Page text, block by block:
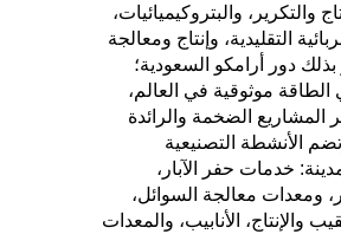
والتكرير، والبتروكيميائيات،
التقليدية، وإنتاج ومعالجة
بذلك دور أرامكو السعودية؛
موثوقية في العالم،
المشاريع الضخمة والرائدة
الأنشطة التصنيعية
خدمات حفر الآبار،
ومعدات معالجة السوائل،
والإنتاج، الأنابيب، والمعدات